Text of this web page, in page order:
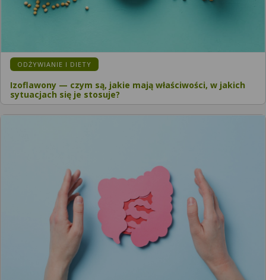
ODŻYWIANIE I DIETY
Izoflawony — czym są, jakie mają właściwości, w jakich
sytuacjach się je stosuje?